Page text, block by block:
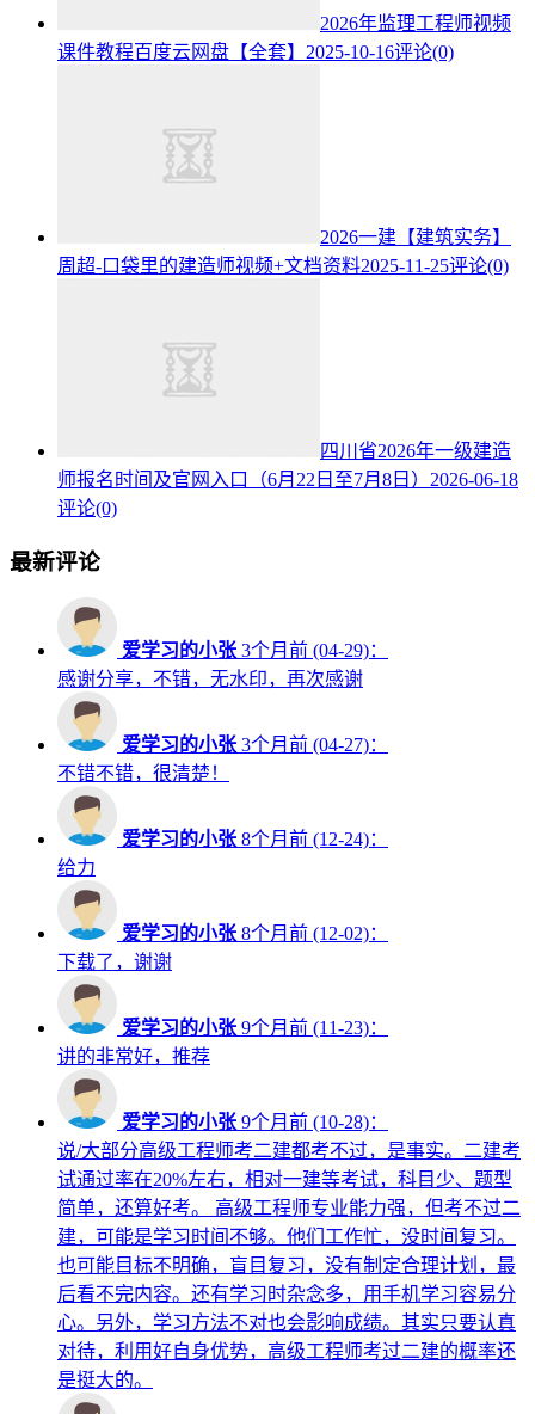
2026年监理工程师视频
课件教程百度云网盘【全套】 2025-10-16评论(0)
2026一建【建筑实务】
周超-口袋里的建造师视频+文档资料2025-11-25评论(0)
四川省2026年一级建造
师报名时间及官网入口（6月22日至7月8日） 2026-06-18
评论(0)
最新评论
爱学习的小张 3个月前 (04-29)：
感谢分享，不错，无水印，再次感谢
爱学习的小张 3个月前 (04-27)：
不错不错，很清楚！
爱学习的小张 8个月前 (12-24)：
给力
爱学习的小张 8个月前 (12-02)：
下载了，谢谢
爱学习的小张 9个月前 (11-23)：
讲的非常好，推荐
爱学习的小张 9个月前 (10-28)：
说/大部分高级工程师考二建都考不过，是事实。二建考
试通过率在20%左右，相对一建等考试，科目少、题型
简单，还算好考。 高级工程师专业能力强，但考不过二
建，可能是学习时间不够。他们工作忙，没时间复习。
也可能目标不明确，盲目复习，没有制定合理计划，最
后看不完内容。还有学习时杂念多，用手机学习容易分
心。另外，学习方法不对也会影响成绩。其实只要认真
对待，利用好自身优势，高级工程师考过二建的概率还
是挺大的。